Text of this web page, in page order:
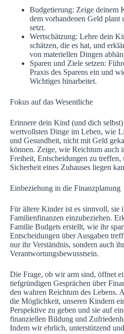
Budgetierung: Zeige deinem
dem vorhandenen Geld plant
setzt.
Wertschätzung: Lehre dein
schätzen, die es hat, und
von materiellen Dingen
Sparen und Ziele setzen:
Praxis des Sparens ein und
Wichtiges hinarbeitet.
Fokus auf das Wesentliche
Erinnere dein Kind (und dich selbst)
wertvollsten Dinge im Leben, wie
und Gesundheit, nicht mit Geld
können. Zeige, wie Reichtum auch
Freiheit, Entscheidungen zu treffen,
Sicherheit eines Zuhauses liegen
Einbeziehung in die Finanzplanung
Für ältere Kinder ist es sinnvoll, sie
Familienfinanzen einzubeziehen.
Familie Budgets erstellt, wie ihr
Entscheidungen über Ausgaben
nur ihr Verständnis, sondern auch ihr
Verantwortungsbewusstsein.
Die Frage, ob wir arm sind, öffnet
tiefgründigen Gesprächen über
den wahren Reichtum des Lebens.
die Möglichkeit, unseren Kindern
Perspektive zu geben und sie auf
finanziellen Bildung und
Indem wir ehrlich, unterstützend